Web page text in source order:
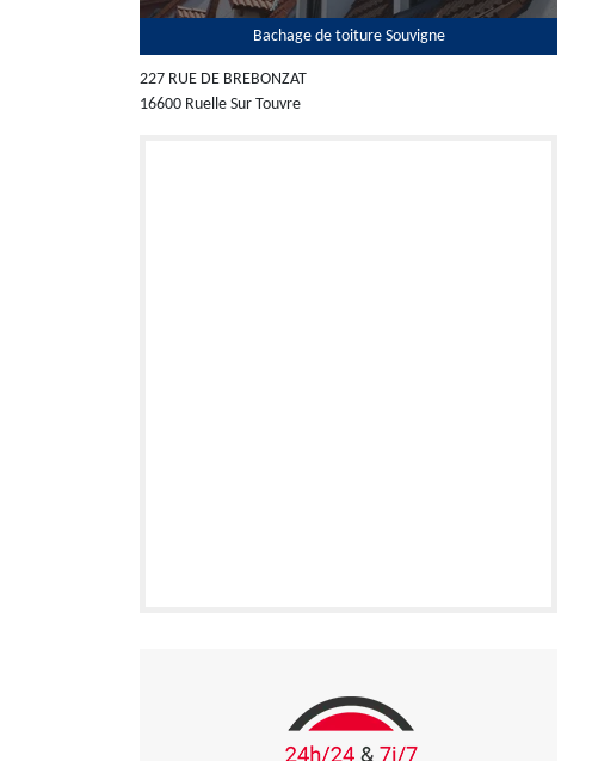
Bachage de toiture Souvigne
227 RUE DE BREBONZAT
16600 Ruelle Sur Touvre